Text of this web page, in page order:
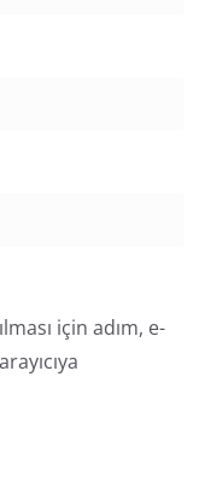
için adım, e-